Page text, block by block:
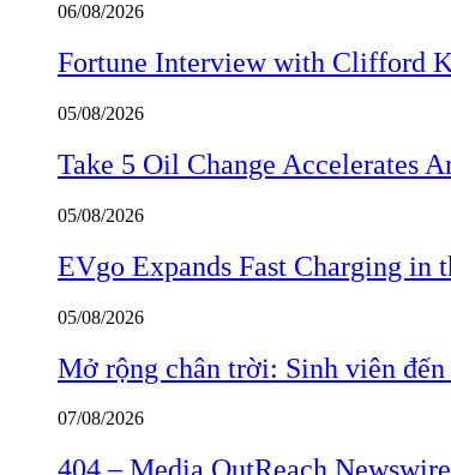
06/08/2026
Fortune Interview with Clifford
05/08/2026
Take 5 Oil Change Accelerates
05/08/2026
EVgo Expands Fast Charging in
05/08/2026
Mở rộng chân trời: Sinh viên
07/08/2026